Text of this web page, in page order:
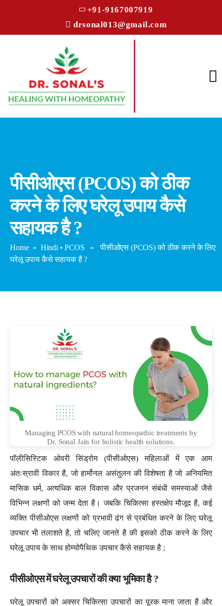
+91-9167007919
drsonal013@gmail.com
पीसीओएस (PCOS) को ठीक
करने के लिए घरेलू उपाय कैसे
सहायक है ?
Home» Hindi •PCOS » पीसीओएस (PCOS) को ठीक करने के लिए
घरेलू उपाय कैसे सहायक है ?
Managing PCOS with natural homeopathic treatments by
Dr. Sonal Jain for holistic health solutions.
पॉलीसिस्टिक ओवरी सिंड्रोम (पीसीओएस) महिलाओं में एक आम
अंतःस्रावी विकार है, जो हार्मोनल असंतुलन की विशेषता है जो अनियमित
मासिक धर्म, अत्यधिक बाल विकास और प्रजनन संबंधी समस्याओं जैसे
विभिन्न लक्षणों को जन्म देता है। जबकि चिकित्सा हस्तक्षेप मौजूद है, कई
व्यक्ति पीसीओएस लक्षणों को प्रभावी ढंग से प्रबंधित करने के लिए घरेलू
उपचार भी तलाशते है, तो चलिए जानते है की इसको ठीक करने के लिए
घरेलू उपाय के साथ होम्योपैथिक उपचार कैसे सहायक है ;
पीसीओएस में घरेलू उपचारों की क्या भूमिका है ?
घरेलू उपचारों को अक्सर चिकित्सा उपचारों का पूरक माना जाता है और